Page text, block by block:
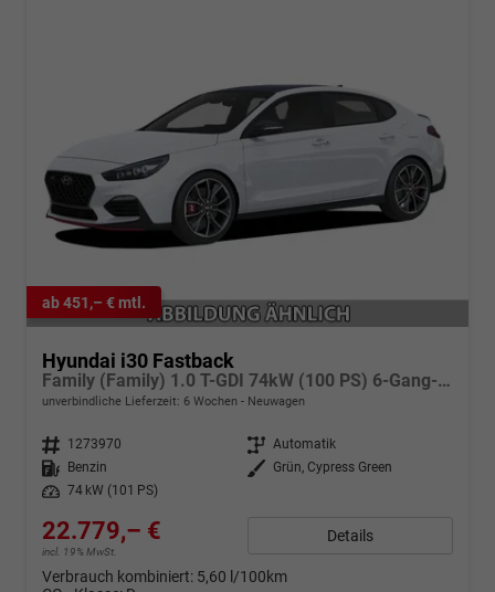
ab 451,– € mtl.
Hyundai i30 Fastback
Family (Family) 1.0 T-GDI 74kW (100 PS) 6-Gang-Schaltgetriebe
unverbindliche Lieferzeit: 6 Wochen Neuwagen
Fahrzeugnr. 1273970 Getriebe Automatik
Kraftstoff
Benzin Außenfarbe
Grün, Cypress Green
Leistung
74 kW (101 PS)
22.779,– €
incl. 19% MwSt.
Details
Verbrauch kombiniert: 5,60 l/100km